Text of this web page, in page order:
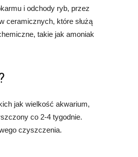
i odchody ryb, przez
ceramicznych, które służą
takie jak amoniak
jak wielkość akwarium,
co 2-4 tygodnie.
czyszczenia.